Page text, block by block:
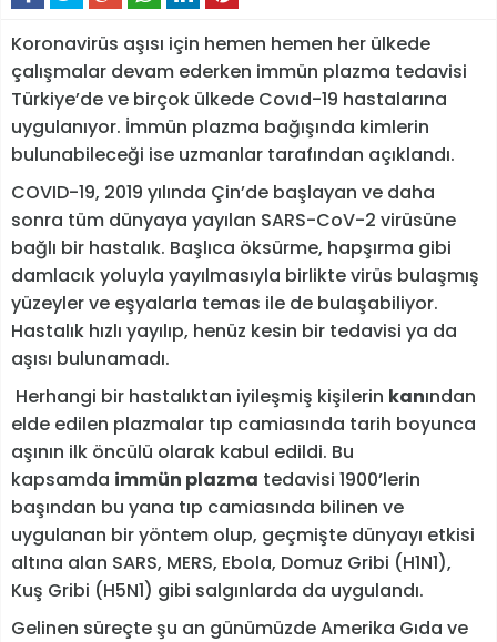
Koronavirüs aşısı için hemen hemen her ülkede
çalışmalar devam ederken immün plazma tedavisi
Türkiye’de ve birçok ülkede Covıd-19 hastalarına
uygulanıyor. İmmün plazma bağışında kimlerin
bulunabileceği ise uzmanlar tarafından açıklandı.
COVID-19, 2019 yılında Çin’de başlayan ve daha
sonra tüm dünyaya yayılan SARS-CoV-2 virüsüne
bağlı bir hastalık. Başlıca öksürme, hapşırma gibi
damlacık yoluyla yayılmasıyla birlikte virüs bulaşmış
yüzeyler ve eşyalarla temas ile de bulaşabiliyor.
Hastalık hızlı yayılıp, henüz kesin bir tedavisi ya da
aşısı bulunamadı.
Herhangi bir hastalıktan iyileşmiş kişilerin kanından
elde edilen plazmalar tıp camiasında tarih boyunca
aşının ilk öncülü olarak kabul edildi. Bu
kapsamda immün plazma tedavisi 1900’lerin
başından bu yana tıp camiasında bilinen ve
uygulanan bir yöntem olup, geçmişte dünyayı etkisi
altına alan SARS, MERS, Ebola, Domuz Gribi (H1N1),
Kuş Gribi (H5N1) gibi salgınlarda da uygulandı.
Gelinen süreçte şu an günümüzde Amerika Gıda ve